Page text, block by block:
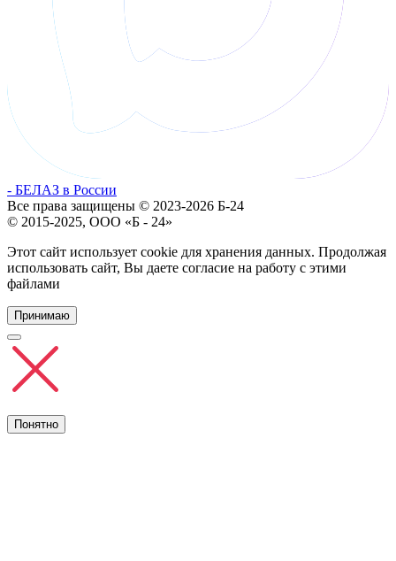
- БЕЛАЗ в России
Все права защищены © 2023-2026 Б-24
© 2015-2025, ООО «Б - 24»
Этот сайт использует cookie для хранения данных. Продолжая
использовать сайт, Вы даете согласие на работу с этими
файлами
Принимаю
Понятно